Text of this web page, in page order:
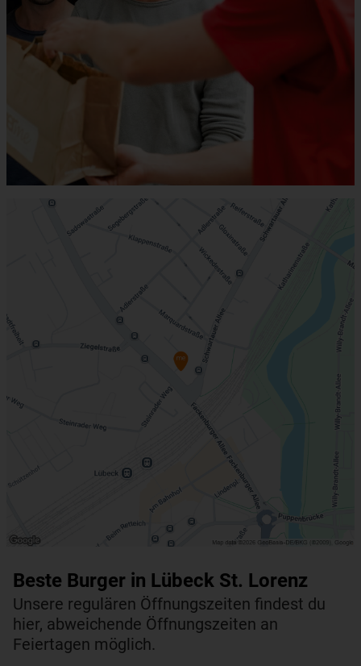
Beste Burger in Lübeck St. Lorenz
Unsere regulären Öffnungszeiten findest du
hier, abweichende Öffnungszeiten an
Feiertagen möglich.